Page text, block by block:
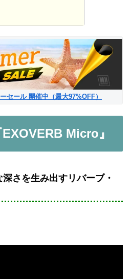
ール 開催中（最大97%OFF）
Micro』
さを生み出すリバーブ・